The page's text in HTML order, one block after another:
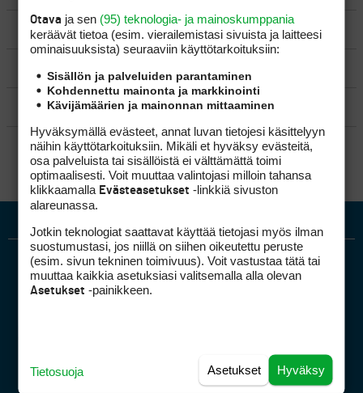
VÄLINEET
MATKAILU
KILPAGOLF & HARJOITTELU
SÄÄNNÖT
Mediahinnasto
Otava ja sen (95) teknologia- ja mainoskumppania
keräävät tietoa (esim. vierailemis­tasi sivuista ja laitteesi
ominaisuuk­sista) seuraaviin käyttötarkoituksiin:
Sisällön ja palveluiden parantaminen
Kohdennettu mainonta ja markkinointi
Kävijämäärien ja mainonnan mittaaminen
Hyväksymällä evästeet, annat luvan tietojesi käsittelyyn
näihin käyttötarkoituksiin. Mikäli et hyväksy evästeitä,
osa palveluista tai sisällöistä ei välttämättä toimi
optimaalisesti. Voit muuttaa valintojasi milloin tahansa
klikkaamalla Evästeasetukset -linkkiä sivuston
alareunassa.
Jotkin teknologiat saattavat käyttää tietojasi myös ilman
suostumustasi, jos niillä on siihen oikeutettu peruste
(esim. sivun tekninen toimivuus). Voit vastustaa tätä tai
muuttaa kaikkia asetuksiasi valitsemalla alla olevan
Asetukset -painikkeen.
Hyväksy
Asetukset
Tietosuoja